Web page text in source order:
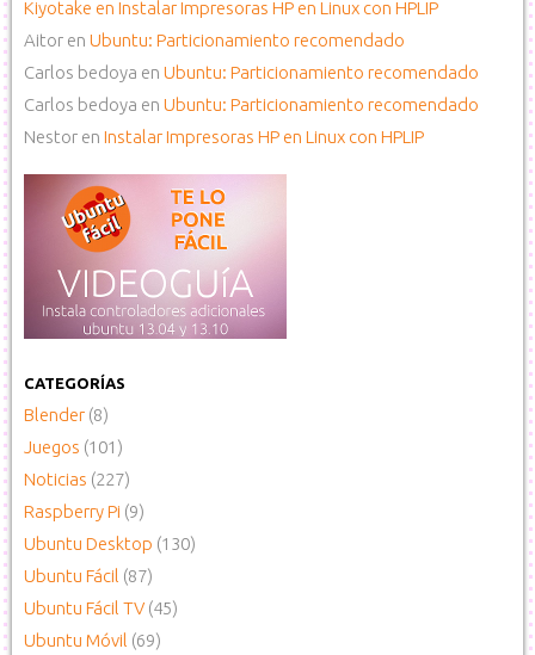
Kiyotake en Instalar Impresoras HP en Linux con HPLIP
Aitor en Ubuntu: Particionamiento recomendado
Carlos bedoya en Ubuntu: Particionamiento recomendado
Carlos bedoya en Ubuntu: Particionamiento recomendado
Nestor en Instalar Impresoras HP en Linux con HPLIP
CATEGORÍAS
Blender (8)
Juegos (101)
Noticias (227)
Raspberry Pi (9)
Ubuntu Desktop (130)
Ubuntu Fácil (87)
Ubuntu Fácil TV (45)
Ubuntu Móvil (69)